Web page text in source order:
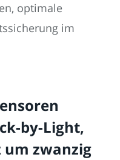
optimale
im
by-Light,
um zwanzig